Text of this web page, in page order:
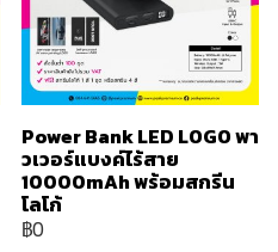
Power Bank LED LOGO พา
วเวอร์แบงค์ไร้สาย
10000mAh พร้อมสกรีน
โลโก้
฿0